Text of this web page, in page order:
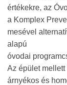
értékekre, az
a Komplex
mesével
alapú
óvodai
Az épület
árnyékos és